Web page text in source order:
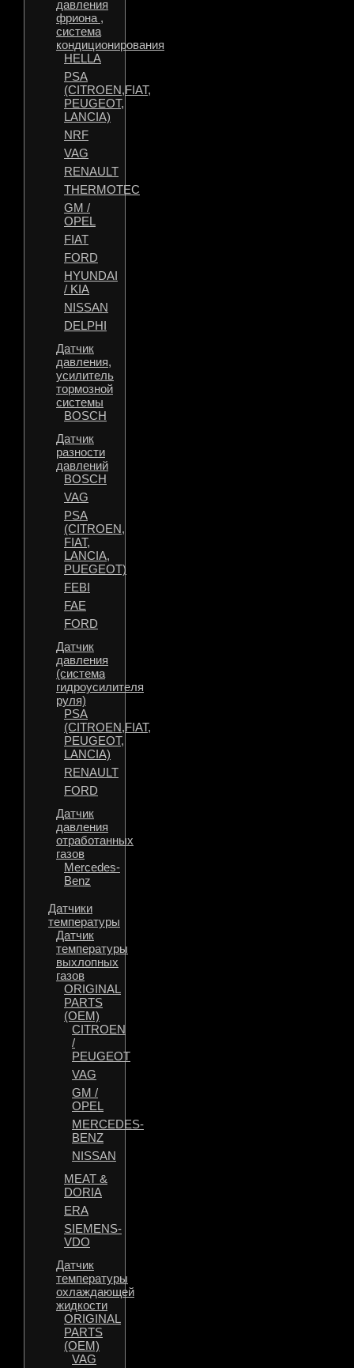
давления
фриона ,
система
кондиционирования
HELLA
PSA
(CITROEN,FIAT,
PEUGEOT,
LANCIA)
NRF
VAG
RENAULT
THERMOTEC
GM /
OPEL
FIAT
FORD
HYUNDAI
/ KIA
NISSAN
DELPHI
Датчик
давления,
усилитель
тормозной
системы
BOSCH
Датчик
разности
давлений
BOSCH
VAG
PSA
(CITROEN,
FIAT,
LANCIA,
PUEGEOT)
FEBI
FAE
FORD
Датчик
давления
(система
гидроусилителя
руля)
PSA
(CITROEN,FIAT,
PEUGEOT,
LANCIA)
RENAULT
FORD
Датчик
давления
отработанных
газов
Mercedes-
Benz
Датчики
температуры
Датчик
температуры
выхлопных
газов
ORIGINAL
PARTS
(OEM)
CITROEN
/
PEUGEOT
VAG
GM /
OPEL
MERCEDES-
BENZ
NISSAN
MEAT &
DORIA
ERA
SIEMENS-
VDO
Датчик
температуры
охлаждающей
жидкости
ORIGINAL
PARTS
(OEM)
VAG